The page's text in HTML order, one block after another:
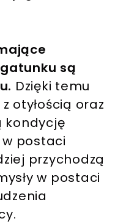
są
Dzięki temu
otyłością oraz
kondycję
postaci
przychodzą
w postaci